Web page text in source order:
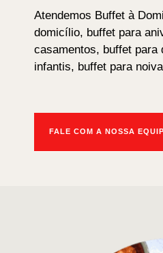
Atendemos Buffet à
domicílio, buffet para
casamentos, buffet para
infantis, buffet para
FALE COM A NOSSA